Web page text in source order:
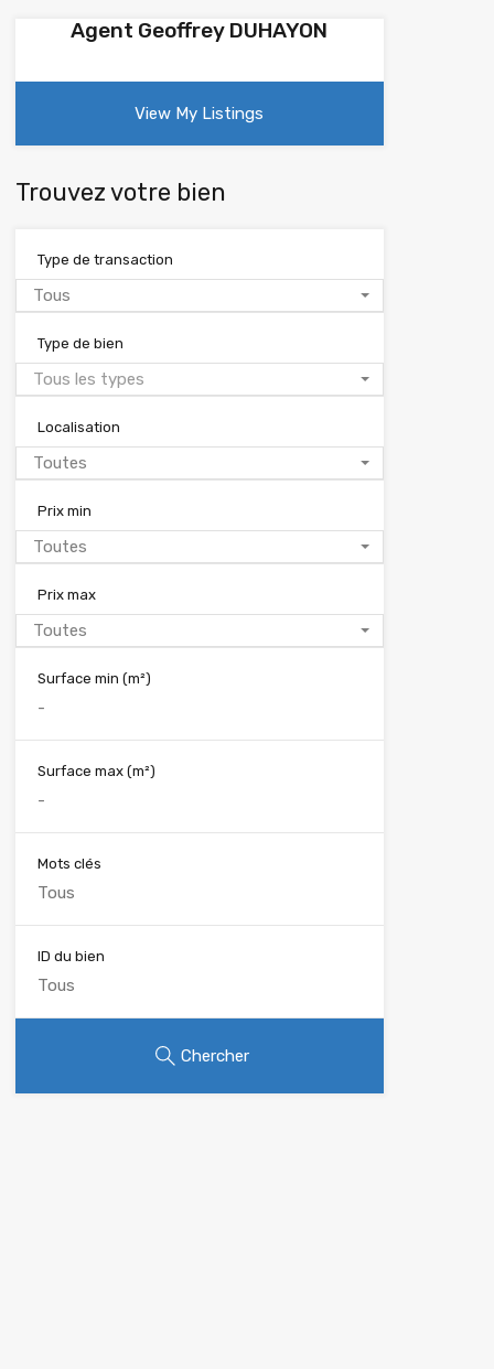
Agent Geoffrey DUHAYON
View My Listings
Trouvez votre bien
Type de transaction
Tous
Type de bien
Tous les types
Localisation
Toutes
Prix min
Toutes
Prix max
Toutes
Surface min (m²)
Surface max (m²)
Mots clés
ID du bien
Chercher